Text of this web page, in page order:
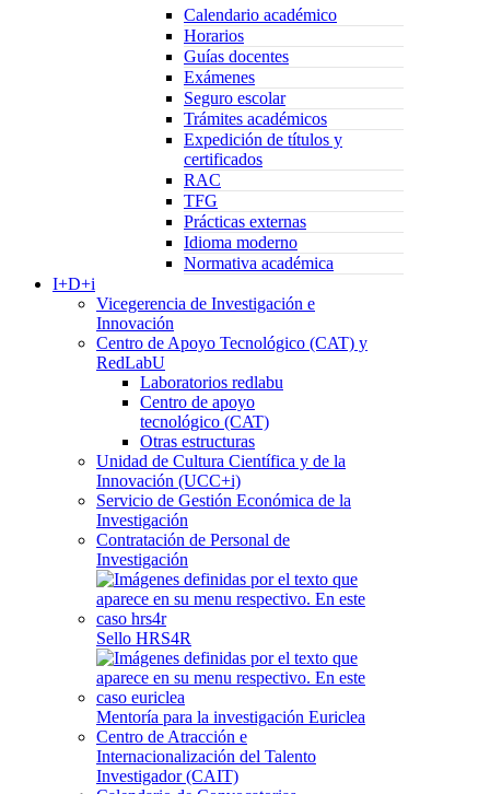
Calendario académico
Horarios
Guías docentes
Exámenes
Seguro escolar
Trámites académicos
Expedición de títulos y
certificados
RAC
TFG
Prácticas externas
Idioma moderno
Normativa académica
I+D+i
Vicegerencia de Investigación e
Innovación
Centro de Apoyo Tecnológico (CAT) y
RedLabU
Laboratorios redlabu
Centro de apoyo
tecnológico (CAT)
Otras estructuras
Unidad de Cultura Científica y de la
Innovación (UCC+i)
Servicio de Gestión Económica de la
Investigación
Contratación de Personal de
Investigación
Sello HRS4R
Mentoría para la investigación Euriclea
Centro de Atracción e
Internacionalización del Talento
Investigador (CAIT)